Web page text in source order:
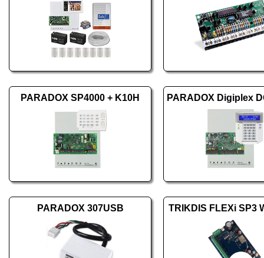
PARADOX SP4000 + K10H
PARADOX 307USB TRIKDIS FLEXi SP3